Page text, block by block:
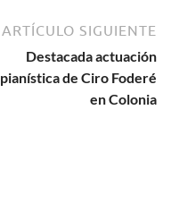
ARTÍCULO SIGUIENTE
Destacada actuación
pianística de Ciro Foderé
en Colonia